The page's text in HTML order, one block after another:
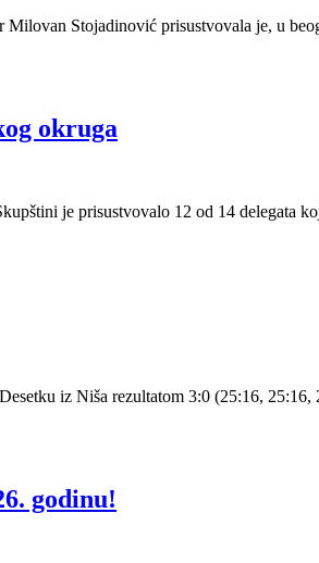
Stojadinović prisustvovala je, u
okruga
je prisustvovalo 12 od 14 delegata
iz Niša rezultatom 3:0 (25:16,
godinu!